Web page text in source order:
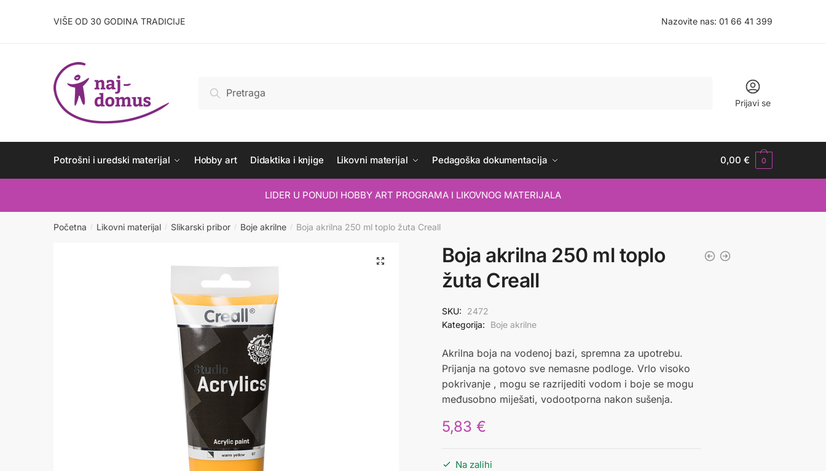
VIŠE OD 30 GODINA TRADICIJE Nazovite nas: 01 66 41 399
Pretraži
Prijavi se
Potrošni i uredski materijal Hobby art Didaktika i knjige Likovni materijal Pedagoška dokumentacija 0,00€ 0
LIDER U PONUDI HOBBY ART PROGRAMA I LIKOVNOG MATERIJALA
Početna / Likovni materijal / Slikarski pribor / Boje akrilne / Boja akrilna 250 ml toplo žuta Creall
Boja akrilna 250 ml toplo
žuta Creall
SKU:
2472
Kategorija:
Boje akrilne
Akrilna boja na vodenoj bazi, spremna za upotrebu.
Prijanja na gotovo sve nemasne podloge. Vrlo visoko
pokrivanje , mogu se razrijediti vodom i boje se mogu
međusobno miješati, vodootporna nakon sušenja.
5,83 €
Na zalihi